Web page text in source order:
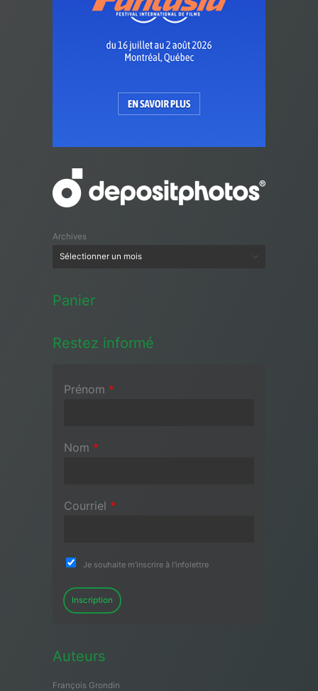
Archives
Panier
Restez informé
Prénom *
Nom *
Courriel *
Je souhaite m'inscrire à l'infolettre
Inscription
Auteurs
François Grondin